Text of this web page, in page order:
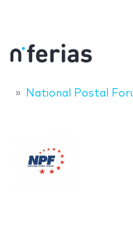
National Postal